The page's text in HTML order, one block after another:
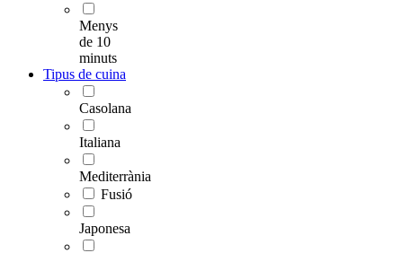
Menys
de 10
minuts
Tipus de cuina
Casolana
Italiana
Mediterrània
Fusió
Japonesa